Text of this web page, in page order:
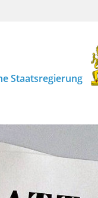
Staatsregierung